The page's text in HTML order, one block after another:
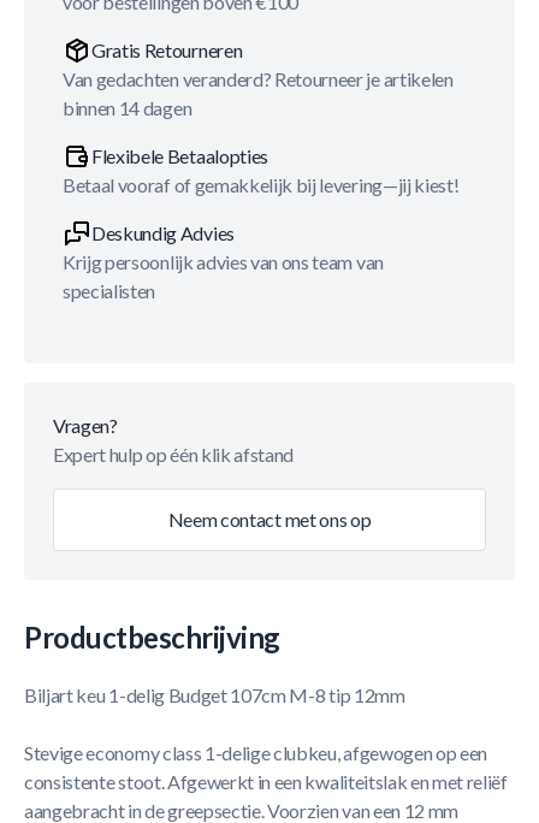
Gratis Retourneren
Van gedachten veranderd? Retourneer je artikelen
binnen 14 dagen
Flexibele Betaalopties
Betaal vooraf of gemakkelijk bij levering—jij kiest!
Deskundig Advies
Krijg persoonlijk advies van ons team van
specialisten
Vragen?
Expert hulp op één klik afstand
Neem contact met ons op
Productbeschrijving
Biljart keu 1-delig Budget 107cm M-8 tip 12mm
Stevige economy class 1-delige clubkeu, afgewogen op een
consistente stoot. Afgewerkt in een kwaliteitslak en met reliëf
aangebracht in de greepsectie. Voorzien van een 12 mm